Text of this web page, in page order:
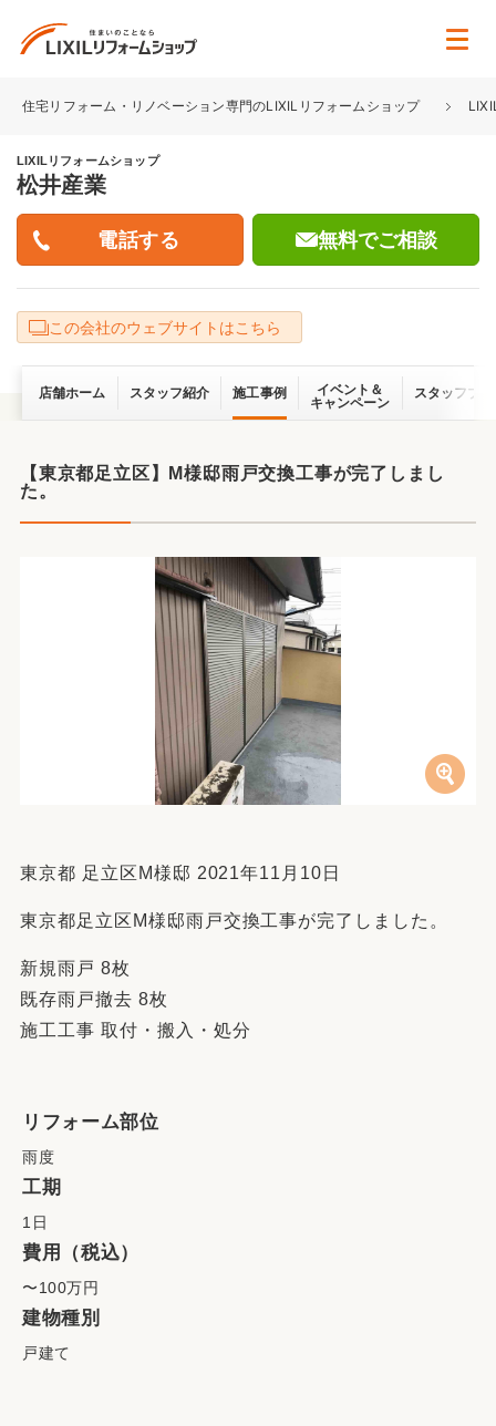
住宅リフォーム・リノベーション専門のLIXILリフォームショップ
LIXILリフォームショップ
松井産業
無料でご相談
この会社のウェブサイトはこちら
店舗ホーム スタッフ紹介 施工事例
イベント＆
キャンペーン
スタッフブ
【東京都足立区】M様邸雨戸交換工事が完了しまし
た。
東京都 足立区M様邸 2021年11月10日
東京都足立区M様邸雨戸交換工事が完了しました。
新規雨戸 8枚
既存雨戸撤去 8枚
施工工事 取付・搬入・処分
リフォーム部位
雨度
工期
1日
費用（税込）
〜100万円
建物種別
戸建て